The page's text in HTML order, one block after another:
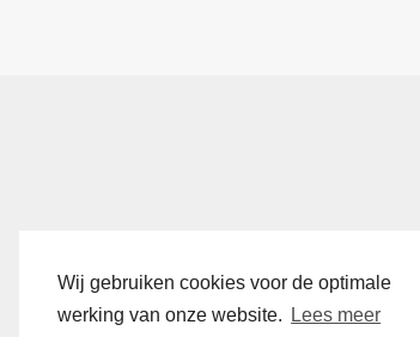
Wij gebruiken cookies voor de optimale
werking van onze website.
Lees meer